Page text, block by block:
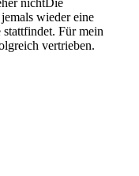
wieder eine
Für mein
vertrieben.